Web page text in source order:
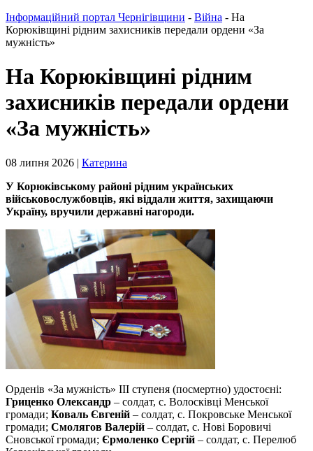
Інформаційний портал Чернігівщини - Війна - На
Корюківщині рідним захисників передали ордени «За
мужність»
На Корюківщині рідним
захисників передали ордени
«За мужність»
08 липня 2026 | Катерина
У Корюківському районі рідним українських
військовослужбовців, які віддали життя, захищаючи
Україну, вручили державні нагороди.
Орденів «За мужність» ІІІ ступеня (посмертно) удостоєні:
Гриценко Олександр – солдат, с. Волосківці Менської
громади; Коваль Євгеній – солдат, с. Покровське Менської
громади; Смолягов Валерій – солдат, с. Нові Боровичі
Сновської громади; Єрмоленко Сергій – солдат, с. Перелюб